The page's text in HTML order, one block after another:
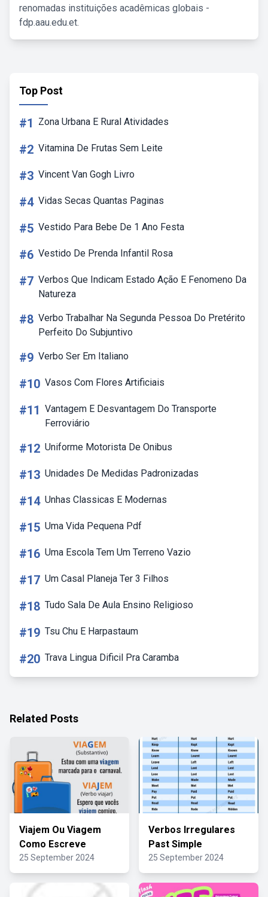
renomadas instituições acadêmicas globais -
fdp.aau.edu.et.
Top Post
#1 Zona Urbana E Rural Atividades
#2 Vitamina De Frutas Sem Leite
#3 Vincent Van Gogh Livro
#4 Vidas Secas Quantas Paginas
#5 Vestido Para Bebe De 1 Ano Festa
#6 Vestido De Prenda Infantil Rosa
#7 Verbos Que Indicam Estado Ação E Fenomeno Da
Natureza
#8 Verbo Trabalhar Na Segunda Pessoa Do Pretérito
Perfeito Do Subjuntivo
#9 Verbo Ser Em Italiano
#10 Vasos Com Flores Artificiais
#11 Vantagem E Desvantagem Do Transporte
Ferroviário
#12 Uniforme Motorista De Onibus
#13 Unidades De Medidas Padronizadas
#14 Unhas Classicas E Modernas
#15 Uma Vida Pequena Pdf
#16 Uma Escola Tem Um Terreno Vazio
#17 Um Casal Planeja Ter 3 Filhos
#18 Tudo Sala De Aula Ensino Religioso
#19 Tsu Chu E Harpastaum
#20 Trava Lingua Dificil Pra Caramba
Related Posts
Viajem Ou Viagem
Como Escreve
25 September 2024
Verbos Irregulares
Past Simple
25 September 2024